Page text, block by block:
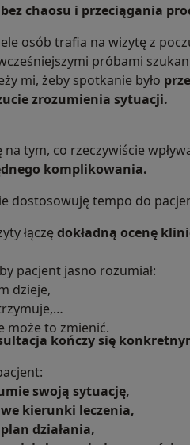
chaosu i przeciągania
osób trafia na wizytę z
próbami
mi, żeby spotkanie było
zrozumienia sytuacji.
na tym, co rzeczywiście
komplikowania.
dostosowuję tempo do
łączę dokładną ocenę
pacjent jasno rozumiał:
dzieje,
może to zmienić.
kończy się
swoją sytuację,
kierunki leczenia,
działania,